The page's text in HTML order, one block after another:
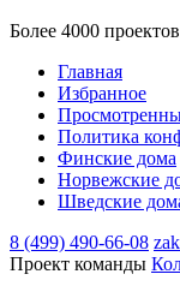
Более 4000
Главная
Избранное
Политика
Финские дома
Норвежские
Шведские
8 (499) 490-66-08
Проект команды